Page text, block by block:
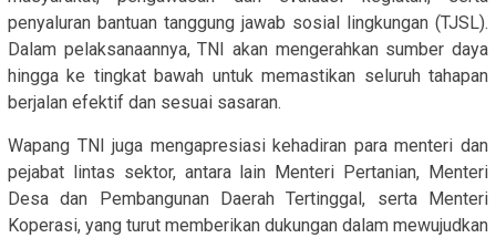
penyaluran bantuan tanggung jawab sosial lingkungan (TJSL).
Dalam pelaksanaannya, TNI akan mengerahkan sumber daya
hingga ke tingkat bawah untuk memastikan seluruh tahapan
berjalan efektif dan sesuai sasaran.
Wapang TNI juga mengapresiasi kehadiran para menteri dan
pejabat lintas sektor, antara lain Menteri Pertanian, Menteri
Desa dan Pembangunan Daerah Tertinggal, serta Menteri
Koperasi, yang turut memberikan dukungan dalam mewujudkan